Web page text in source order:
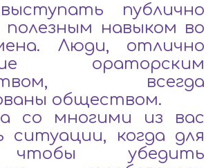
публично
полезным навыком во
Люди, отлично
ораторским
всегда
обществом.
со многими из вас
ситуации, когда для
убедить